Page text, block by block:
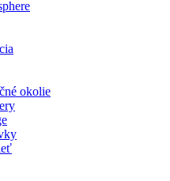
okolie